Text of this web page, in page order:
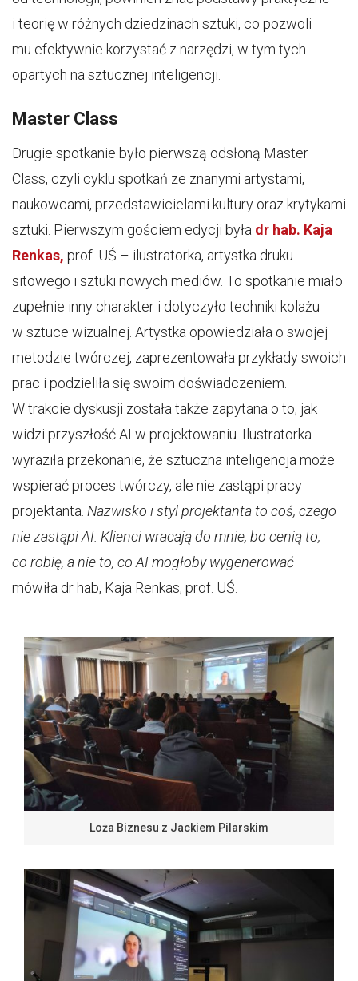
i teorię w różnych dziedzinach sztuki, co pozwoli
mu efektywnie korzystać z narzędzi, w tym tych
opartych na sztucznej inteligencji.
Master Class
Drugie spotkanie było pierwszą odsłoną Master
Class, czyli cyklu spotkań ze znanymi artystami,
naukowcami, przedstawicielami kultury oraz krytykami
sztuki. Pierwszym gościem edycji była dr hab. Kaja
Renkas, prof. UŚ – ilustratorka, artystka druku
sitowego i sztuki nowych mediów. To spotkanie miało
zupełnie inny charakter i dotyczyło techniki kolażu
w sztuce wizualnej. Artystka opowiedziała o swojej
metodzie twórczej, zaprezentowała przykłady swoich
prac i podzieliła się swoim doświadczeniem.
W trakcie dyskusji została także zapytana o to, jak
widzi przyszłość AI w projektowaniu. Ilustratorka
wyraziła przekonanie, że sztuczna inteligencja może
wspierać proces twórczy, ale nie zastąpi pracy
projektanta. Nazwisko i styl projektanta to coś, czego
nie zastąpi AI. Klienci wracają do mnie, bo cenią to,
co robię, a nie to, co AI mogłoby wygenerować –
mówiła dr hab, Kaja Renkas, prof. UŚ.
Loża Biznesu z Jackiem Pilarskim